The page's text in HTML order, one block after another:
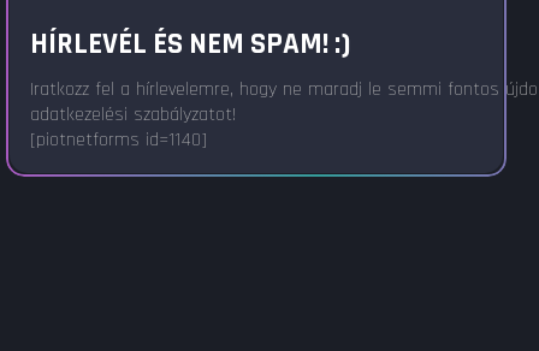
HÍRLEVÉL ÉS NEM SPAM! :)
Iratkozz fel a hírlevelemre, hogy ne maradj le semmi fontos
adatkezelési szabályzatot!
[piotnetforms id=1140]